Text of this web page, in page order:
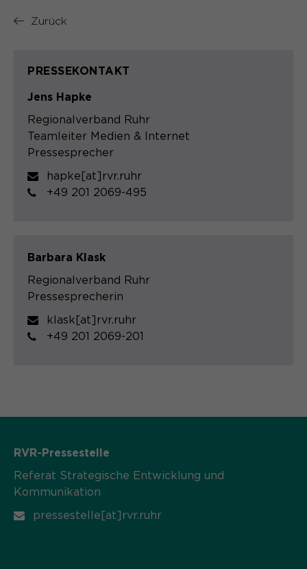
Zweck
Benutzers für Cookies auf der
Zurück
PRESSEKONTAKT
Jens Hapke
Regionalverband Ruhr
Teamleiter Medien & Internet
Pressesprecher
hapke[at]rvr.ruhr
+49 201 2069-495
Barbara Klask
Regionalverband Ruhr
Pressesprecherin
klask[at]rvr.ruhr
+49 201 2069-201
RVR-Pressestelle
Referat Strategische Entwicklung und
Kommunikation
pressestelle[at]rvr.ruhr